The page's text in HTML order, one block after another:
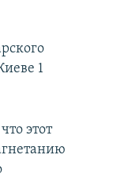
1
этот